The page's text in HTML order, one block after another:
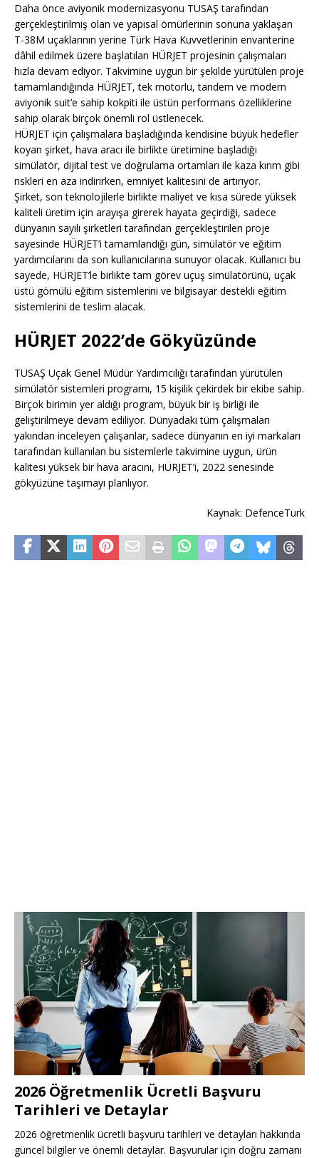
Daha önce aviyonik modernizasyonu TUSAŞ tarafından
gerçekleştirilmiş olan ve yapısal ömürlerinin sonuna yaklaşan
T-38M uçaklarının yerine Türk Hava Kuvvetlerinin envanterine
dâhil edilmek üzere başlatılan HÜRJET projesinin çalışmaları
hızla devam ediyor. Takvimine uygun bir şekilde yürütülen proje
tamamlandığında HÜRJET, tek motorlu, tandem ve modern
aviyonik suit’e sahip kokpiti ile üstün performans özelliklerine
sahip olarak birçok önemli rol üstlenecek.
HÜRJET için çalışmalara başladığında kendisine büyük hedefler
koyan şirket, hava aracı ile birlikte üretimine başladığı
simülatör, dijital test ve doğrulama ortamları ile kaza kırım gibi
riskleri en aza indirirken, emniyet kalitesini de artırıyor.
Şirket, son teknolojilerle birlikte maliyet ve kısa sürede yüksek
kaliteli üretim için arayışa girerek hayata geçirdiği, sadece
dünyanın sayılı şirketleri tarafından gerçekleştirilen proje
sayesinde HÜRJET’i tamamlandığı gün, simülatör ve eğitim
yardımcılarını da son kullanıcılarına sunuyor olacak. Kullanıcı bu
sayede, HÜRJET’le birlikte tam görev uçuş simülatörünü, uçak
üstü gömülü eğitim sistemlerini ve bilgisayar destekli eğitim
sistemlerini de teslim alacak.
HÜRJET 2022’de Gökyüzünde
TUSAŞ Uçak Genel Müdür Yardımcılığı tarafından yürütülen
simülatör sistemleri programı, 15 kişilik çekirdek bir ekibe sahip.
Birçok birimin yer aldığı program, büyük bir iş birliği ile
geliştirilmeye devam ediliyor. Dünyadaki tüm çalışmaları
yakından inceleyen çalışanlar, sadece dünyanın en iyi markaları
tarafından kullanılan bu sistemlerle takvimine uygun, ürün
kalitesi yüksek bir hava aracını, HÜRJET’i, 2022 senesinde
gökyüzüne taşımayı planlıyor.
Kaynak: DefenceTurk
2026 Öğretmenlik Ücretli Başvuru
Tarihleri ve Detaylar
2026 öğretmenlik ücretli başvuru tarihleri ve detayları hakkında
güncel bilgiler ve önemli detaylar. Başvurular için doğru zamanı